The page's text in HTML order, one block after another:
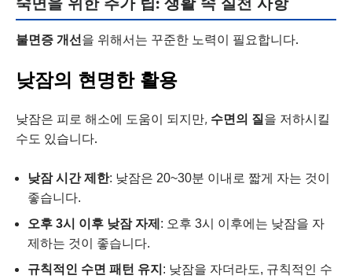
불면증 개선을 위해서는 꾸준한 노력이 필요합니다.
낮잠의 현명한 활용
낮잠은 피로 해소에 도움이 되지만, 수면의 질을 저하시킬
수도 있습니다.
낮잠 시간 제한: 낮잠은 20~30분 이내로 짧게 자는 것이
좋습니다.
오후 3시 이후 낮잠 자제 : 오후 3시 이후에는 낮잠을 자
제하는 것이 좋습니다.
규칙적인 수면 패턴 유지 : 낮잠을 자더라도, 규칙적인 수